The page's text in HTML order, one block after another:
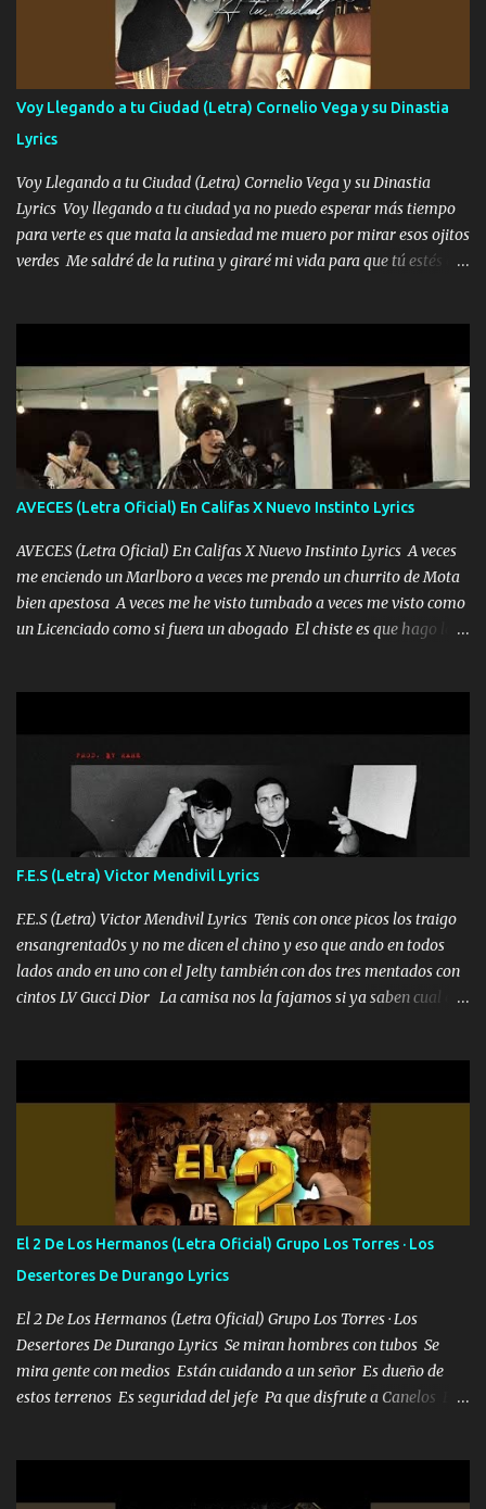
contenta como yo por ti Música Pregúntame qué es lo que me
enamora pa describirte unas cuantas horas también pregunta que
quiero contigo que seas dichosa al estar conmigo Y ya borracho
contéstame la llamada pa dedicarte unas bonitas palabras así
borracho me animo a decirte todo y puedo describirlo mucho que
me encantes Decirte que me siento muy feliz y emocionado por
tenerte aquí espero que quiera...
Voy Llegando a tu Ciudad (Letra) Cornelio Vega y su Dinastia
Lyrics
Voy Llegando a tu Ciudad (Letra) Cornelio Vega y su Dinastia
Lyrics Voy llegando a tu ciudad ya no puedo esperar más tiempo
para verte es que mata la ansiedad me muero por mirar esos ojitos
verdes Me saldré de la rutina y giraré mi vida para que tú estés en
solo yo tendre el candado 🔒 del amor ❤️ Música Mil y un besos
para dar ya estando en tu ciudad no habrá quien lo detenga si las
copas van de más vayamos a un lugar y cerremos las puertas
Entre alcohol y besos se va incrementado el Fuego en esa
habitación ya no mires más el reloj Única por donde vas me curas
tú mi mal moviendo tu silueta no hay otra que te sea igual te ves
tan especial por eso es que me tientas Aquí estoy no dejaré que se
te acerque nadie porque solo yo tendre el candado 🔒 del a...
AVECES (Letra Oficial) En Califas X Nuevo Instinto Lyrics
AVECES (Letra Oficial) En Califas X Nuevo Instinto Lyrics A veces
me enciendo un Marlboro a veces me prendo un churrito de Mota
bien apestosa A veces me he visto tumbado a veces me visto como
un Licenciado como si fuera un abogado El chiste es que hago lo
corriente no quieren verte subir de level trucha mis plebes Música
A veces me pongo un sombrero a veces me ven la cachucha de lado
con la mirada siempre en alto A veces me fajó una super o a veces
me fajó una Glock siempre armado todas las generaciones yo
traigo El chiste es que hago lo que quiero pues así soy me mandó
yo tengo el control a todos yo les paro el dedo soy hocicon un
malcriado un malandrón Que Les importa no saben nada falsas
las risas las que me miran hay gente corriente no quieren ve...
F.E.S (Letra) Victor Mendivil Lyrics
F.E.S (Letra) Victor Mendivil Lyrics Tenis con once picos los traigo
ensangrentad0s y no me dicen el chino y eso que ando en todos
lados ando en uno con el Jelty también con dos tres mentados con
cintos LV Gucci Dior La camisa nos la fajamos si ya saben cual es
estándares 110 mil records de pistas no me falta mucho para
verme en las revistas Ya pasé Italia Japón Madrid Milán y también
Francia ropa de 100.000 bolas Louis vuitton es mi fragancia
repleta de presidentes la bolsa estoy en mi pic si no se han dado
cuenta chequeen gráficas del kitch
El 2 De Los Hermanos (Letra Oficial) Grupo Los Torres · Los
Desertores De Durango Lyrics
El 2 De Los Hermanos (Letra Oficial) Grupo Los Torres · Los
Desertores De Durango Lyrics Se miran hombres con tubos Se
mira gente con medios Están cuidando a un señor Es dueño de
estos terrenos Es seguridad del jefe Pa que disfrute a Canelos Es
ni tampoco las mujeres porque es platica de grandes por eso hay